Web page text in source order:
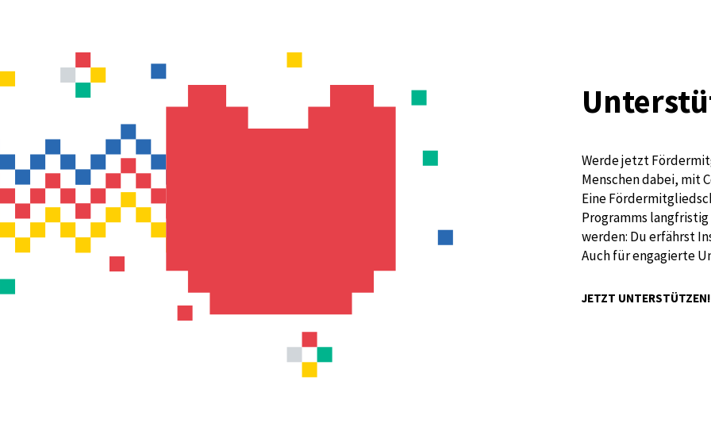
Werde jetzt
Menschen dabei, mit
Eine
Programms
werden: Du erfährst
Auch für engagierte
JETZT UNTERSTÜTZEN!